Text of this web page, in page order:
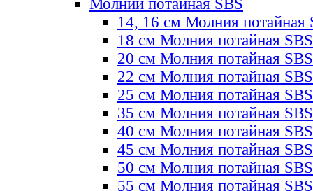
Молнии потайная SBS
14, 16 см Молния потайная
18 см Молния потайная SBS
20 см Молния потайная SBS
22 см Молния потайная SBS
25 см Молния потайная SBS
35 см Молния потайная SBS
40 см Молния потайная SBS
45 см Молния потайная SBS
50 см Молния потайная SBS
55 см Молния потайная SBS